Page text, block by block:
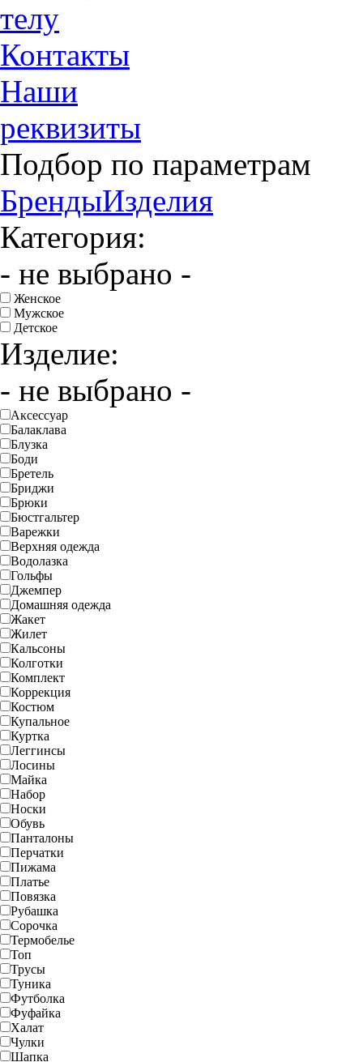
телу
Контакты
Наши
реквизиты
Подбор по параметрам
БрендыИзделия
Категория:
- не выбрано -
Женское
Мужское
Детское
Изделие:
- не выбрано -
Аксессуар
Балаклава
Блузка
Боди
Бретель
Бриджи
Брюки
Бюстгальтер
Варежки
Верхняя одежда
Водолазка
Гольфы
Джемпер
Домашняя одежда
Жакет
Жилет
Кальсоны
Колготки
Комплект
Коррекция
Костюм
Купальное
Куртка
Леггинсы
Лосины
Майка
Набор
Носки
Обувь
Панталоны
Перчатки
Пижама
Платье
Повязка
Рубашка
Сорочка
Термобелье
Топ
Трусы
Туника
Футболка
Фуфайка
Халат
Чулки
Шапка